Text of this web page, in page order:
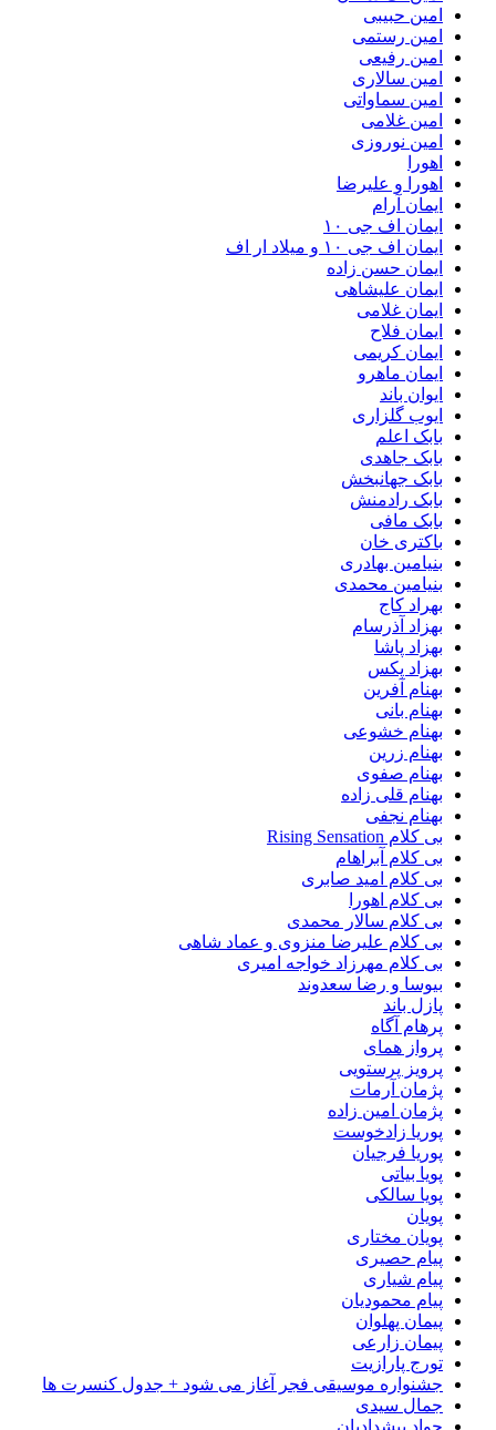
امین حبیبی
امین رستمی
امین رفیعی
امین سالاری
امین سماواتی
امین غلامی
امین نوروزی
اهورا
اهورا و علیرضا
ایمان آرام
ایمان اف جی ۱۰
ایمان اف جی ۱۰ و میلاد ار اف
ایمان حسن زاده
ایمان علیشاهی
ایمان غلامی
ایمان فلاح
ایمان کریمی
ایمان ماهرو
ایوان باند
ایوب گلزاری
بابک اعلم
بابک جاهدی
بابک جهانبخش
بابک رادمنش
بابک مافی
باکتری خان
بنیامین بهادری
بنیامین محمدی
بهراد کاج
بهزاد آذرسام
بهزاد پاشا
بهزاد پکس
بهنام آفرین
بهنام بانی
بهنام خشوعی
بهنام زرین
بهنام صفوی
بهنام قلی زاده
بهنام نجفی
بی کلام Rising Sensation
بی کلام آبراهام
بی کلام امید صابری
بی کلام اهورا
بی کلام سالار محمدی
بی کلام علیرضا منزوی و عماد شاهی
بی کلام مهرزاد خواجه امیری
بیوسا و رضا سعدوند
پازل باند
پرهام آگاه
پرواز همای
پرویز پرستویی
پژمان آرمات
پژمان امین زاده
پوریا زادخوست
پوریا فرجیان
پویا بیاتی
پویا سالکی
پویان
پویان مختاری
پیام حصیری
پیام شیاری
پیام محمودیان
پیمان پهلوان
پیمان زارعی
تورج پارازیت
جشنواره موسیقی فجر آغاز می شود + جدول کنسرت ها
جمال سیدی
جواد پیشدادیان